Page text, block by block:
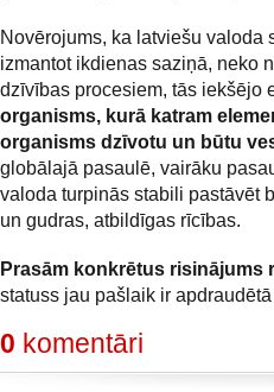
Novērojums, ka latviešu valoda
izmantot ikdienas saziņā, neko
dzīvības procesiem, tās iekšējo
organisms, kurā katram
organisms dzīvotu un būtu
globālajā pasaulē, vairāku
valoda turpinās stabili pastāvēt
un gudras, atbildīgas rīcības.
Prasām konkrētus risinājums
statuss jau pašlaik ir
0 komentāri